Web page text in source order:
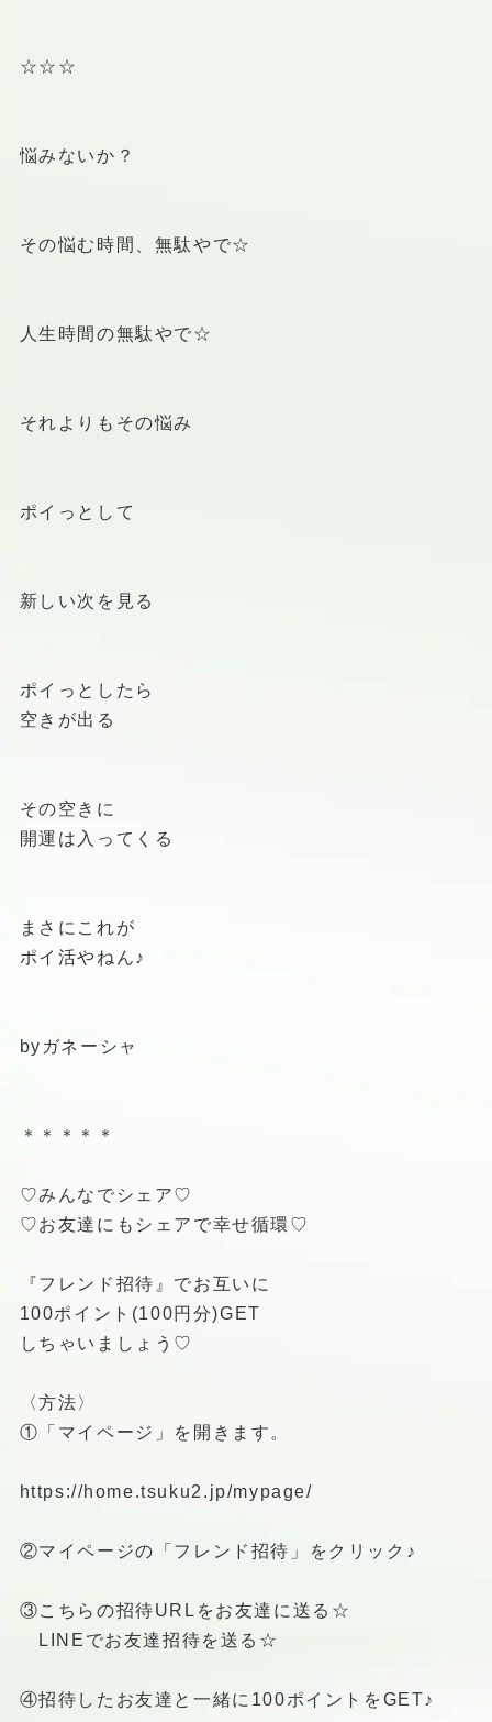
☆☆☆
悩みないか？
その悩む時間、無駄やで☆
人生時間の無駄やで☆
それよりもその悩み
ポイっとして
新しい次を見る
ポイっとしたら
空きが出る
その空きに
開運は入ってくる
まさにこれが
ポイ活やねん♪
byガネーシャ
＊＊＊＊＊
♡みんなでシェア♡
♡お友達にもシェアで幸せ循環♡
『フレンド招待』でお互いに
100ポイント(100円分)GET
しちゃいましょう♡
〈方法〉
①「マイページ」を開きます。
https://home.tsuku2.jp/mypage/
②マイページの「フレンド招待」をクリック♪
③こちらの招待URLをお友達に送る☆
LINEでお友達招待を送る☆
④招待したお友達と一緒に100ポイントをGET♪